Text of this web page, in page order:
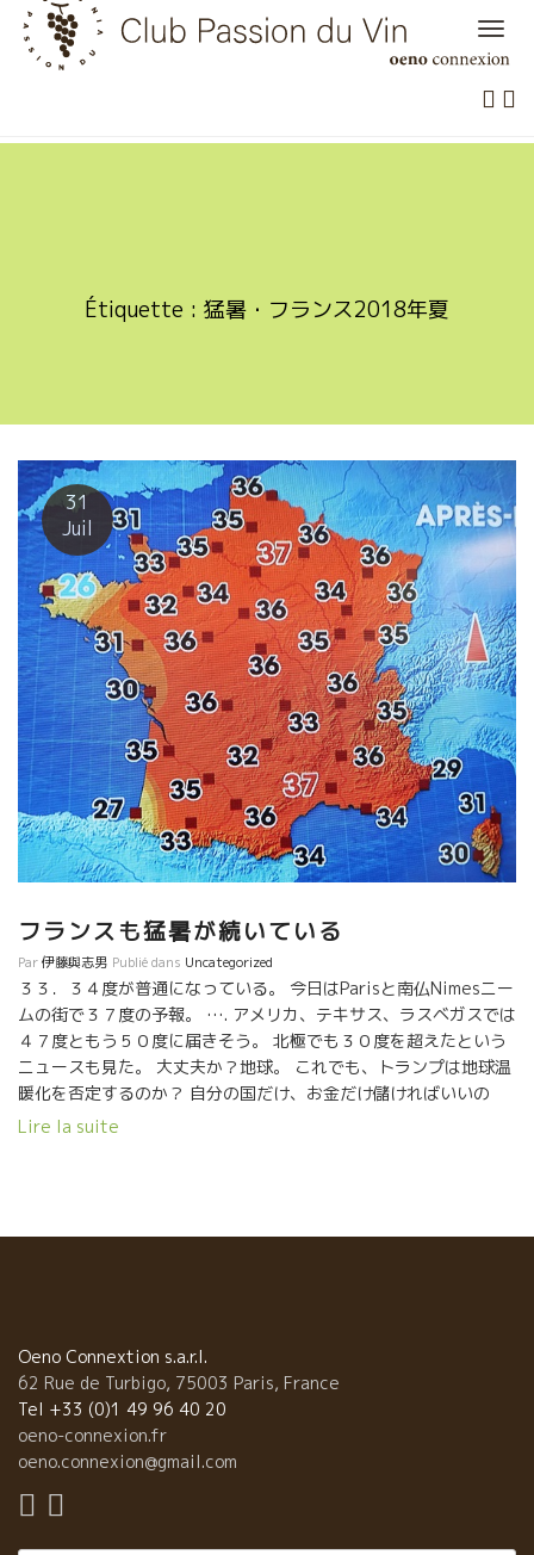
Skip
content
Étiquette : 猛暑・フランス2018年夏
31
Juil
フランスも猛暑が続いている
Par伊藤與志男 Publié dans Uncategorized
３３．３４度が普通になっている。 今日はParisと南仏Nimesニー
ムの街で３７度の予報。 …. アメリカ、テキサス、ラスベガスでは
４７度ともう５０度に届きそう。 北極でも３０度を超えたという
ニュースも見た。 大丈夫か？地球。 これでも、トランプは地球温
暖化を否定するのか？ 自分の国だけ、お金だけ儲ければいいの
か？ アメリカのほんの一部の人間だけにお金が集中していく。 人
Lire la suite
Oeno Connextion s.a.r.l.
62 Rue de Turbigo, 75003 Paris, France
Tel +33 (0)1 49 96 40 20
oeno-connexion.fr
oeno.connexion@gmail.com